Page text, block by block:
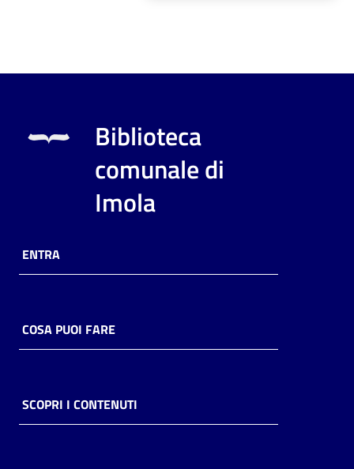
Biblioteca
comunale di
Imola
ENTRA
COSA PUOI FARE
SCOPRI I CONTENUTI